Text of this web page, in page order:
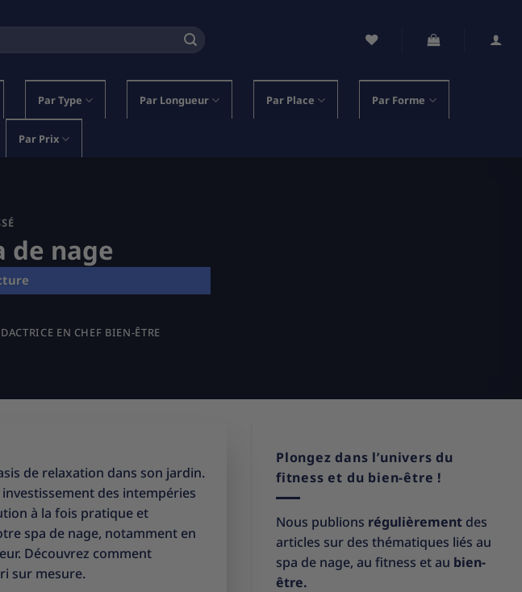
Par Type Par Longueur Par Place Par Forme
Par Prix
de nage
EN CHEF BIEN-ÊTRE
de relaxation dans son jardin.
des intempéries
à la fois pratique et
spa de nage, notamment en
Découvrez comment
sur mesure.
Plongez dans l’univers du
fitness et du bien-être !
Nous publions régulièrement des
articles sur des thématiques liés au
spa de nage, au fitness et au bien-
être.